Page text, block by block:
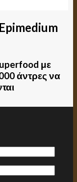
με
άντρες να